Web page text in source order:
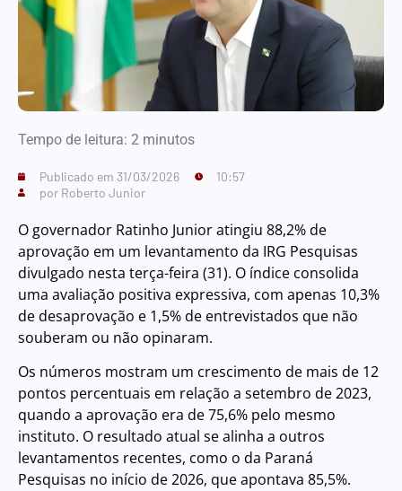
Tempo de leitura: 2 minutos
Publicado em 31/03/2026
10:57
por Roberto Junior
O governador Ratinho Junior atingiu 88,2% de
aprovação em um levantamento da IRG Pesquisas
divulgado nesta terça-feira (31). O índice consolida
uma avaliação positiva expressiva, com apenas 10,3%
de desaprovação e 1,5% de entrevistados que não
souberam ou não opinaram.
Os números mostram um crescimento de mais de 12
pontos percentuais em relação a setembro de 2023,
quando a aprovação era de 75,6% pelo mesmo
instituto. O resultado atual se alinha a outros
levantamentos recentes, como o da Paraná
Pesquisas no início de 2026, que apontava 85,5%.